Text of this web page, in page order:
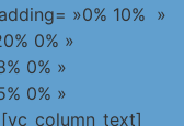
»0% 10% »
0% »
0% »
0% »